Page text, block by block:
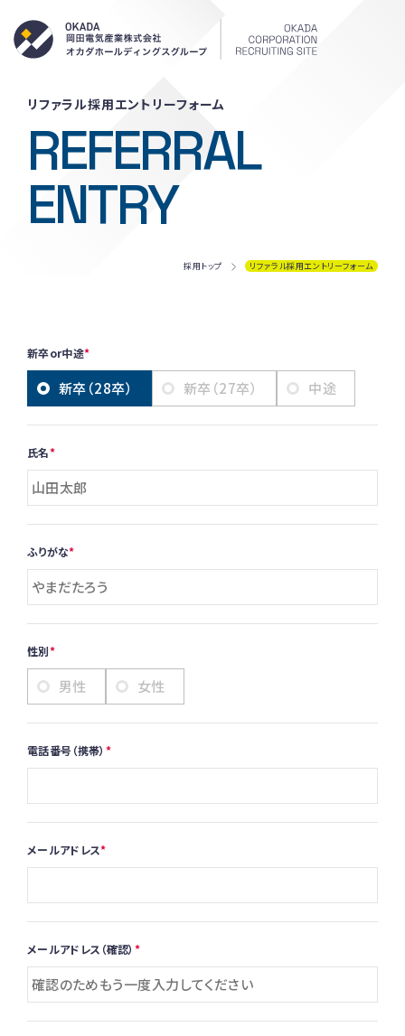
リファラル採用エントリーフォーム
REFERRAL
ENTRY
採用トップ リファラル採用エントリーフォーム
新卒or中途
新卒（28卒） 新卒（27卒） 中途
氏名
ふりがな
性別
男性 女性
電話番号（携帯）
メールアドレス
メールアドレス（確認）